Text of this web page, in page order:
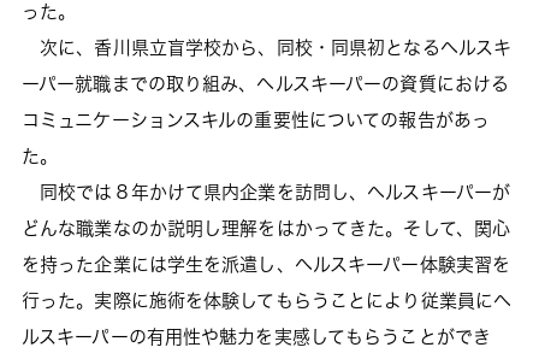
った。
次に、香川県立盲学校から、同校・同県初となるヘルスキ
ーパー就職までの取り組み、ヘルスキーパーの資質における
コミュニケーションスキルの重要性についての報告があっ
た。
同校では８年かけて県内企業を訪問し、ヘルスキーパーが
どんな職業なのか説明し理解をはかってきた。そして、関心
を持った企業には学生を派遣し、ヘルスキーパー体験実習を
行った。実際に施術を体験してもらうことにより従業員にヘ
ルスキーパーの有用性や魅力を実感してもらうことができ